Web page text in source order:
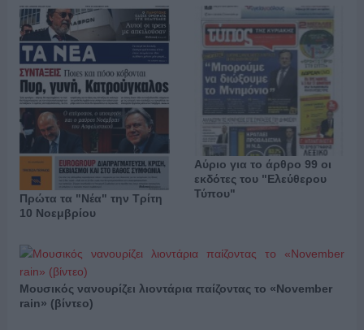
Πρώτα τα "Νέα" την Τρίτη
10 Νοεμβρίου
Αύριο για το άρθρο 99 οι
εκδότες του "Ελεύθερου
Τύπου"
Μουσικός νανουρίζει λιοντάρια παίζοντας το «November
rain» (βίντεο)